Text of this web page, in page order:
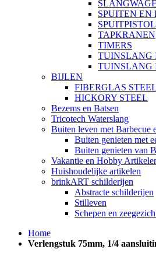
SPUITEN EN
TAPKRANEN
TIMERS
TUINSLANG
TUINSLANG
BIJLEN
FIBERGLAS STEEL
HICKORY STEEL
Bezems en Batsen
Tricotech Waterslang
Buiten leven met Barbecue
Buiten genieten met
Buiten genieten van
Vakantie en Hobby
Huishoudelijke artikelen
brinkART schilderijen
Abstracte schilderijen
Stilleven
Schepen en
Home
Verlengstuk 75mm, 1/4